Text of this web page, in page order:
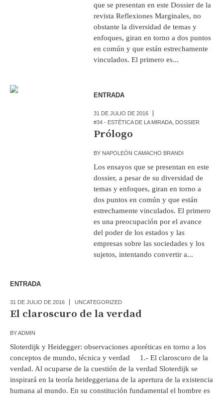
que se presentan en este Dossier de la
revista Reflexiones Marginales, no
obstante la diversidad de temas y
enfoques, giran en torno a dos puntos
en común y que están estrechamente
vinculados. El primero es...
ENTRADA
31 DE JULIO DE 2016
#34 - ESTÉTICA DE LA MIRADA DOSSIER
Prólogo
BY NAPOLEÓN CAMACHO BRANDI
Los ensayos que se presentan en este
dossier, a pesar de su diversidad de
temas y enfoques, giran en torno a
dos puntos en común y que están
estrechamente vinculados. El primero
es una preocupación por el avance
del poder de los estados y las
empresas sobre las sociedades y los
sujetos, intentando convertir a...
ENTRADA
31 DE JULIO DE 2016 UNCATEGORIZED
El claroscuro de la verdad
BYADMIN
Sloterdijk y Heidegger: observaciones aporéticas en torno a los
conceptos de mundo, técnica y verdad 1.- El claroscuro de la
verdad. Al ocuparse de la cuestión de la verdad Sloterdijk se
inspirará en la teoría heideggeriana de la apertura de la existencia
humana al mundo. En su constitución fundamental el hombre es